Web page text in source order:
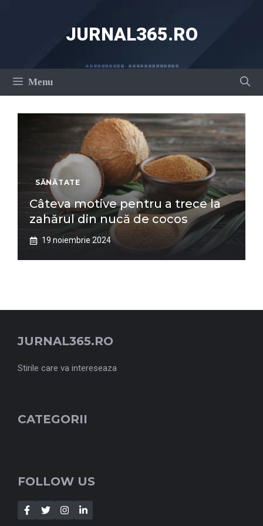
JURNAL365.RO
Menu
SĂNĂTATE
Câteva motive pentru a trece la
zahărul din nucă de cocos
19 noiembrie 2024
JURNAL365.RO
Stirile care va intereseaza
CATEGORII
FOLLOW US